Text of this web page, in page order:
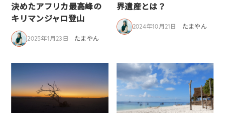
決めたアフリカ最高峰の
キリマンジャロ登山
2025年1月23日 たまやん
界遺産とは？
2024年10月21日 たまやん